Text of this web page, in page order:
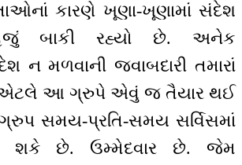
કારણે ખૂણા-ખૂણામાં સંદેશ
હજું બાકી રહ્યો છે. અનેક
મળવાની જવાબદારી તમારાં
એટલે આ ગ્રુપે એવું જ તૈયાર થઈ
સમય-પ્રતિ-સમય સર્વિસમાં
શકે છે. ઉમ્મેદવાર છે. જેમ